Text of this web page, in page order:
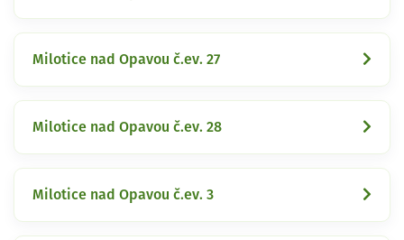
Milotice nad Opavou č.ev. 27
Milotice nad Opavou č.ev. 28
Milotice nad Opavou č.ev. 3